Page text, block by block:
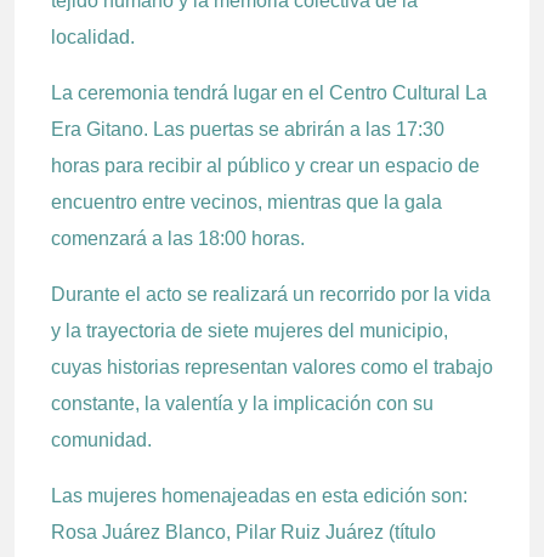
localidad.
La ceremonia tendrá lugar en el Centro Cultural La
Era Gitano. Las puertas se abrirán a las 17:30
horas para recibir al público y crear un espacio de
encuentro entre vecinos, mientras que la gala
comenzará a las 18:00 horas.
Durante el acto se realizará un recorrido por la vida
y la trayectoria de siete mujeres del municipio,
cuyas historias representan valores como el trabajo
constante, la valentía y la implicación con su
comunidad.
Las mujeres homenajeadas en esta edición son:
Rosa Juárez Blanco, Pilar Ruiz Juárez (título